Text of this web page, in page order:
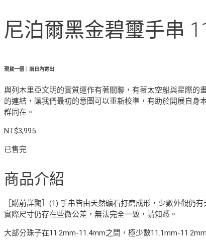
尼泊爾黑金碧璽手串
現貨一個｜兩日內寄出
與列木里亞文明的實質運作有著關聯，有著太空船與星際
的連結，讓我們最初的意圖可以重新校準，有助於開展自
群同在。
NT$3,995
已售完
商品介紹
［購前詳閱］(1) 手串皆由天然礦石打磨成形，少數外觀仍
實際尺寸仍存在些微公差，無法完全一致，請知悉。
大部分珠子在11.2mm-11.4mm之間，極少數11.1mm-